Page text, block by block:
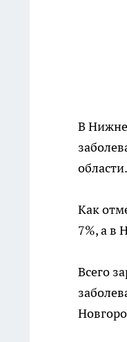
В
области.
Как
7%, а в
Всего